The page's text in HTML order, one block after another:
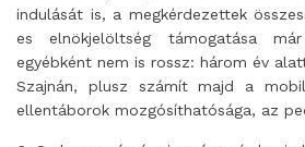
indulását is, a megkérdezettek
es elnökjelöltség támogatása
egyébként nem is rossz: három év
Szajnán, plusz számít majd a
ellentáborok mozgósíthatósága, az